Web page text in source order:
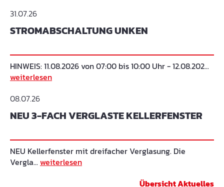
31.07.26
STROMABSCHALTUNG UNKEN
HINWEIS: 11.08.2026 von 07:00 bis 10:00 Uhr - 12.08.202...
weiterlesen
08.07.26
NEU 3-FACH VERGLASTE KELLERFENSTER
NEU Kellerfenster mit dreifacher Verglasung. Die
Vergla...weiterlesen
Übersicht Aktuelles